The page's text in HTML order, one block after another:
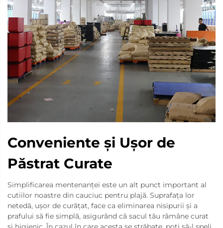
Conveniente și Ușor de
Păstrat Curate
Simplificarea mentenanței este un alt punct important al
cutiilor noastre din cauciuc pentru plajă. Suprafața lor
netedă, ușor de curățat, face ca eliminarea nisipurii și a
prafului să fie simplă, asigurând că sacul tău rămâne curat